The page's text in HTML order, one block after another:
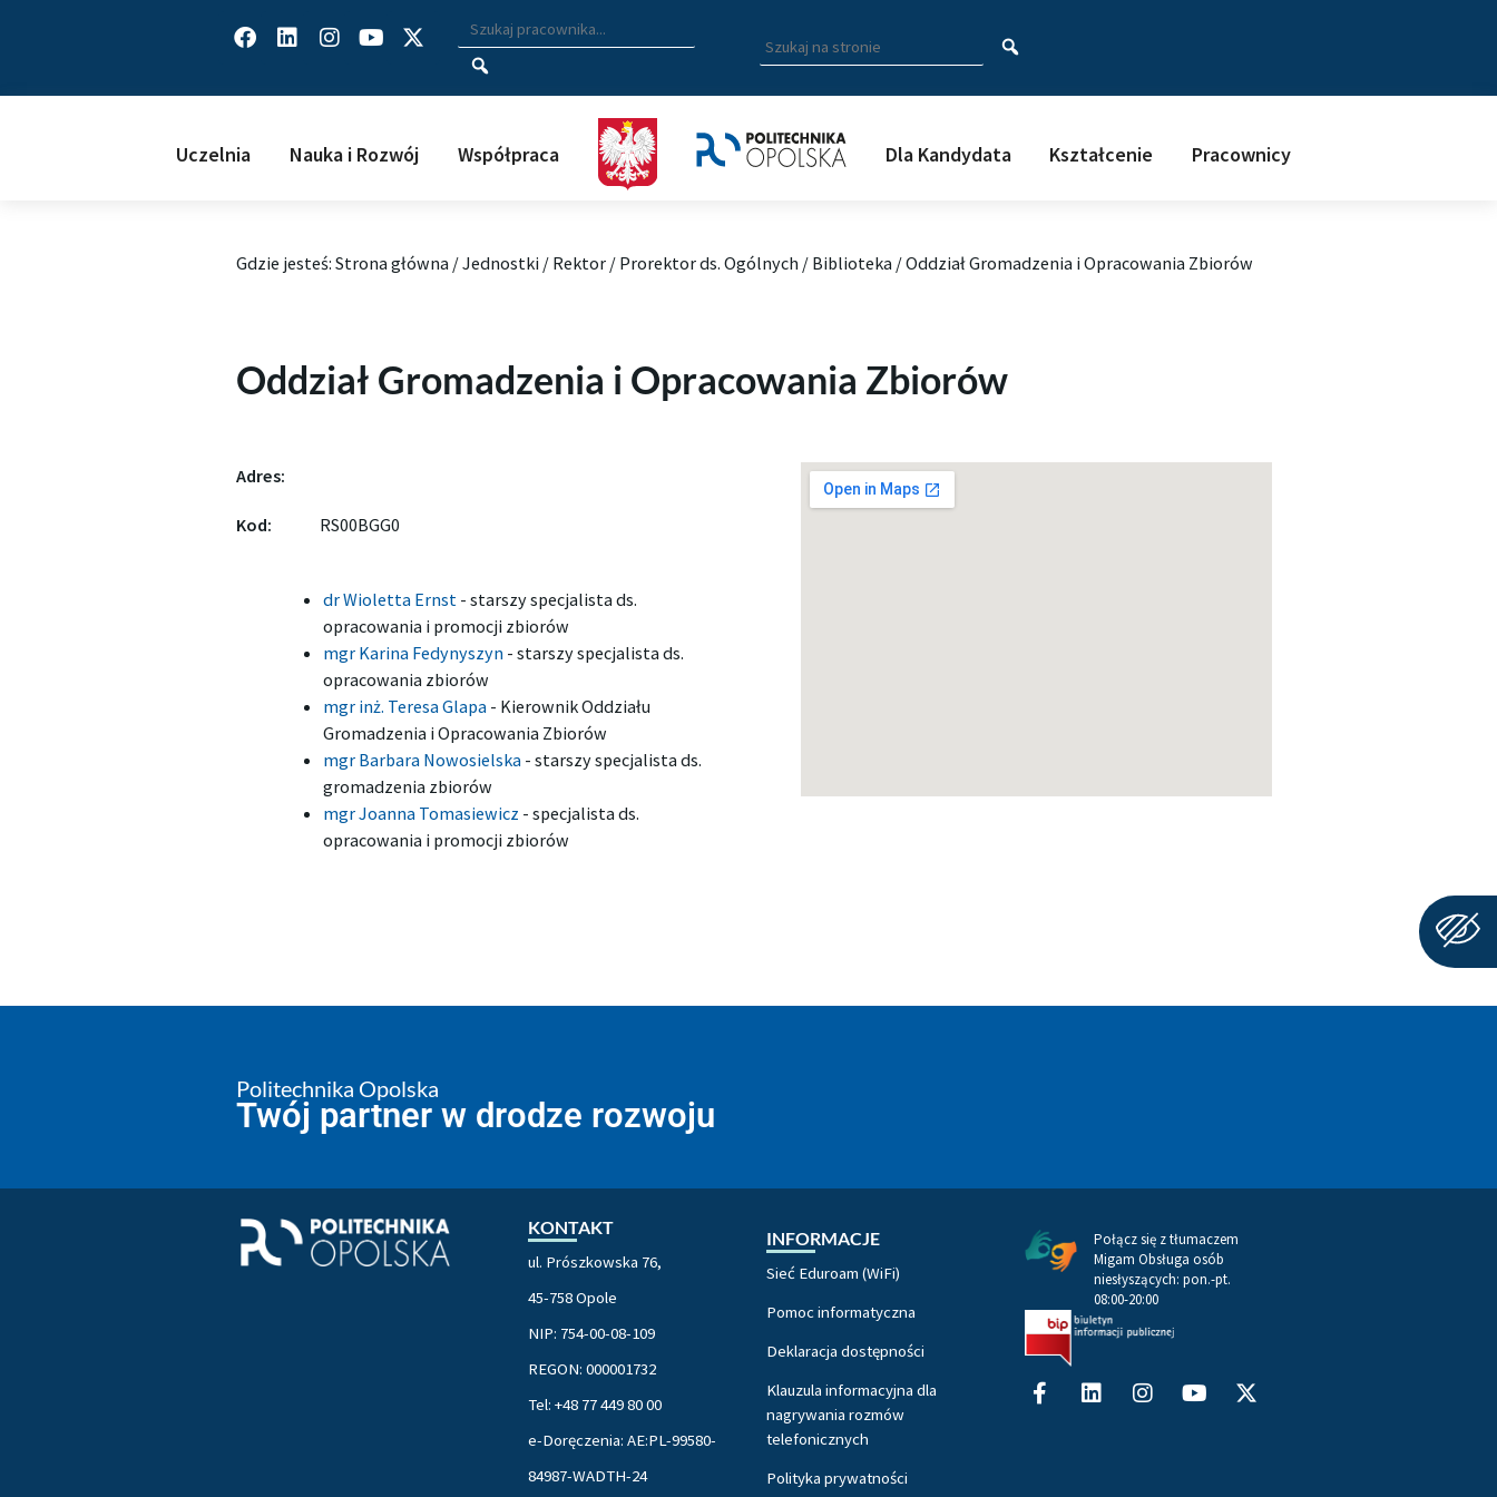
Facebook
LinkedinInstagram
Youtube
X-
twitterWyszukiwarka pracowników
Wpisz nazwisko, fragment nazwiska bądź imię pracownika aby wyszukać
Wpisz
szukaną
frazę
wyszukać
Uczelnia Nauka i Rozwój Współpraca Dla Kandydata Kształcenie Pracownicy
Gdzie jesteś: Strona główna /Jednostki / Rektor/ Prorektor ds. Ogólnych / Biblioteka /Oddział Gromadzenia i Opracowania Zbiorów
Oddział Gromadzenia i Opracowania Zbiorów
Adres:
Kod: RS00BGG0
dr Wioletta Ernst - starszy specjalista ds.
opracowania i promocji zbiorów
mgr Karina Fedynyszyn - starszy specjalista ds.
opracowania zbiorów
mgr inż. Teresa Glapa - Kierownik Oddziału
Gromadzenia i Opracowania Zbiorów
mgr Barbara Nowosielska - starszy specjalista ds.
gromadzenia zbiorów
mgr Joanna Tomasiewicz - specjalista ds.
opracowania i promocji zbiorów
Politechnika Opolska
Twój partner w drodze rozwoju
KONTAKT
ul. Prószkowska 76,
45-758 Opole
NIP: 754-00-08-109
REGON: 000001732
Tel: +48 77 449 80 00
e-Doręczenia: AE:PL-99580-
84987-WADTH-24
INFORMACJE
Sieć Eduroam (WiFi)
Pomoc informatyczna
Deklaracja dostępności
Klauzula informacyjna dla
nagrywania rozmów
telefonicznych
Polityka prywatności
Połącz się z tłumaczem
Migam Obsługa osób
niesłyszących: pon.-pt.
08:00-20:00
Facebook-
f
LinkedinInstagram
twitter